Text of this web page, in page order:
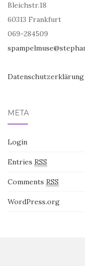
Bleichstr.18
60313 Frankfurt
069-284509
Datenschutzerklärung
META
Login
Entries RSS
Comments RSS
WordPress.org